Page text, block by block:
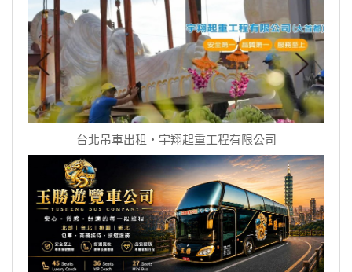
台北吊車出租‧宇翔起重工程有限公司